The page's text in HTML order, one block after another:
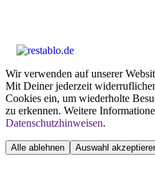
Wir verwenden auf unserer
Mit Deiner jederzeit
Cookies ein, um wiederholte
zu erkennen. Weitere
Datenschutzhinweisen.
Alle ablehnen Auswahl